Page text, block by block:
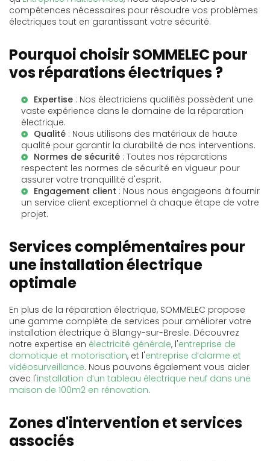
compétences nécessaires pour résoudre vos problèmes
électriques tout en garantissant votre sécurité.
Pourquoi choisir SOMMELEC pour
vos réparations électriques ?
Expertise : Nos électriciens qualifiés possèdent une
vaste expérience dans le domaine de la réparation
électrique.
Qualité : Nous utilisons des matériaux de haute
qualité pour garantir la durabilité de nos interventions.
Normes de sécurité : Toutes nos réparations
respectent les normes de sécurité en vigueur pour
assurer votre tranquillité d'esprit.
Engagement client : Nous nous engageons à fournir
un service client exceptionnel à chaque étape de votre
projet.
Services complémentaires pour
une installation électrique
optimale
En plus de la réparation électrique, SOMMELEC propose
une gamme complète de services pour améliorer votre
installation électrique à Blangy-sur-Bresle. Découvrez
notre expertise en électricité générale, l'entreprise de
domotique et motorisation, et l'entreprise d’alarme et
vidéosurveillance. Nous pouvons également vous aider
avec l'installation d’un tableau électrique neuf dans une
maison de 100m2 en rénovation.
Zones d'intervention et services
associés